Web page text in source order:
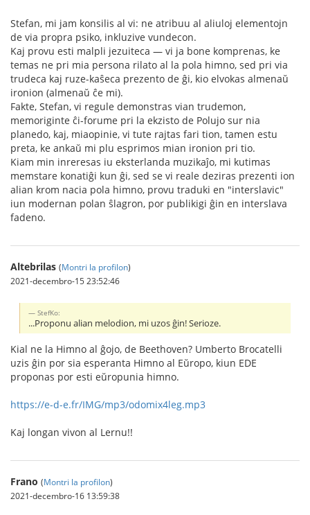
Stefan, mi jam konsilis al vi: ne atribuu al aliuloj elementojn
de via propra psiko, inkluzive vundecon.
Kaj provu esti malpli jezuiteca — vi ja bone komprenas, ke
temas ne pri mia persona rilato al la pola himno, sed pri via
trudeca kaj ruze-kaŝeca prezento de ĝi, kio elvokas almenaŭ
ironion (almenaŭ ĉe mi).
Fakte, Stefan, vi regule demonstras vian trudemon,
memoriginte ĉi-forume pri la ekzisto de Polujo sur nia
planedo, kaj, miaopinie, vi tute rajtas fari tion, tamen estu
preta, ke ankaŭ mi plu esprimos mian ironion pri tio.
Kiam min inreresas iu eksterlanda muzikaĵo, mi kutimas
memstare konatiĝi kun ĝi, sed se vi reale deziras prezenti ion
alian krom nacia pola himno, provu traduki en "interslavic"
iun modernan polan ŝlagron, por publikigi ĝin en interslava
fadeno.
Altebrilas (Montri la profilon)
2021-decembro-15 23:52:46
StefKo:
...Proponu alian melodion, mi uzos ĝin! Serioze.
Kial ne la Himno al ĝojo, de Beethoven? Umberto Brocatelli
uzis ĝin por sia esperanta Himno al Eŭropo, kiun EDE
proponas por esti eŭropunia himno.
https://e-d-e.fr/IMG/mp3/odomix4leg.mp3
Kaj longan vivon al Lernu!!
Frano (Montri la profilon)
2021-decembro-16 13:59:38